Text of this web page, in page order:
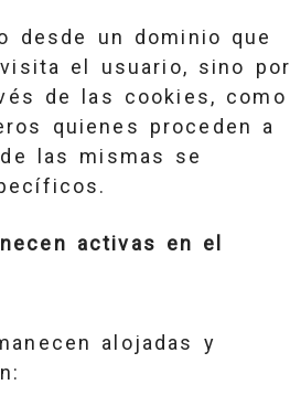
desde un dominio que
el usuario, sino por
de las cookies, como
quienes proceden a
las mismas se
activas en el
alojadas y